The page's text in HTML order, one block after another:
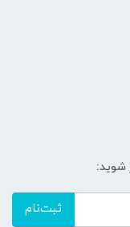
شوید:
ثبت‌نام